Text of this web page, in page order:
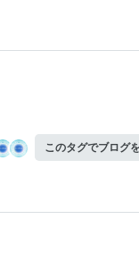
このタグでブログ